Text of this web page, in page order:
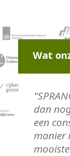
Wat
dan
een
manier